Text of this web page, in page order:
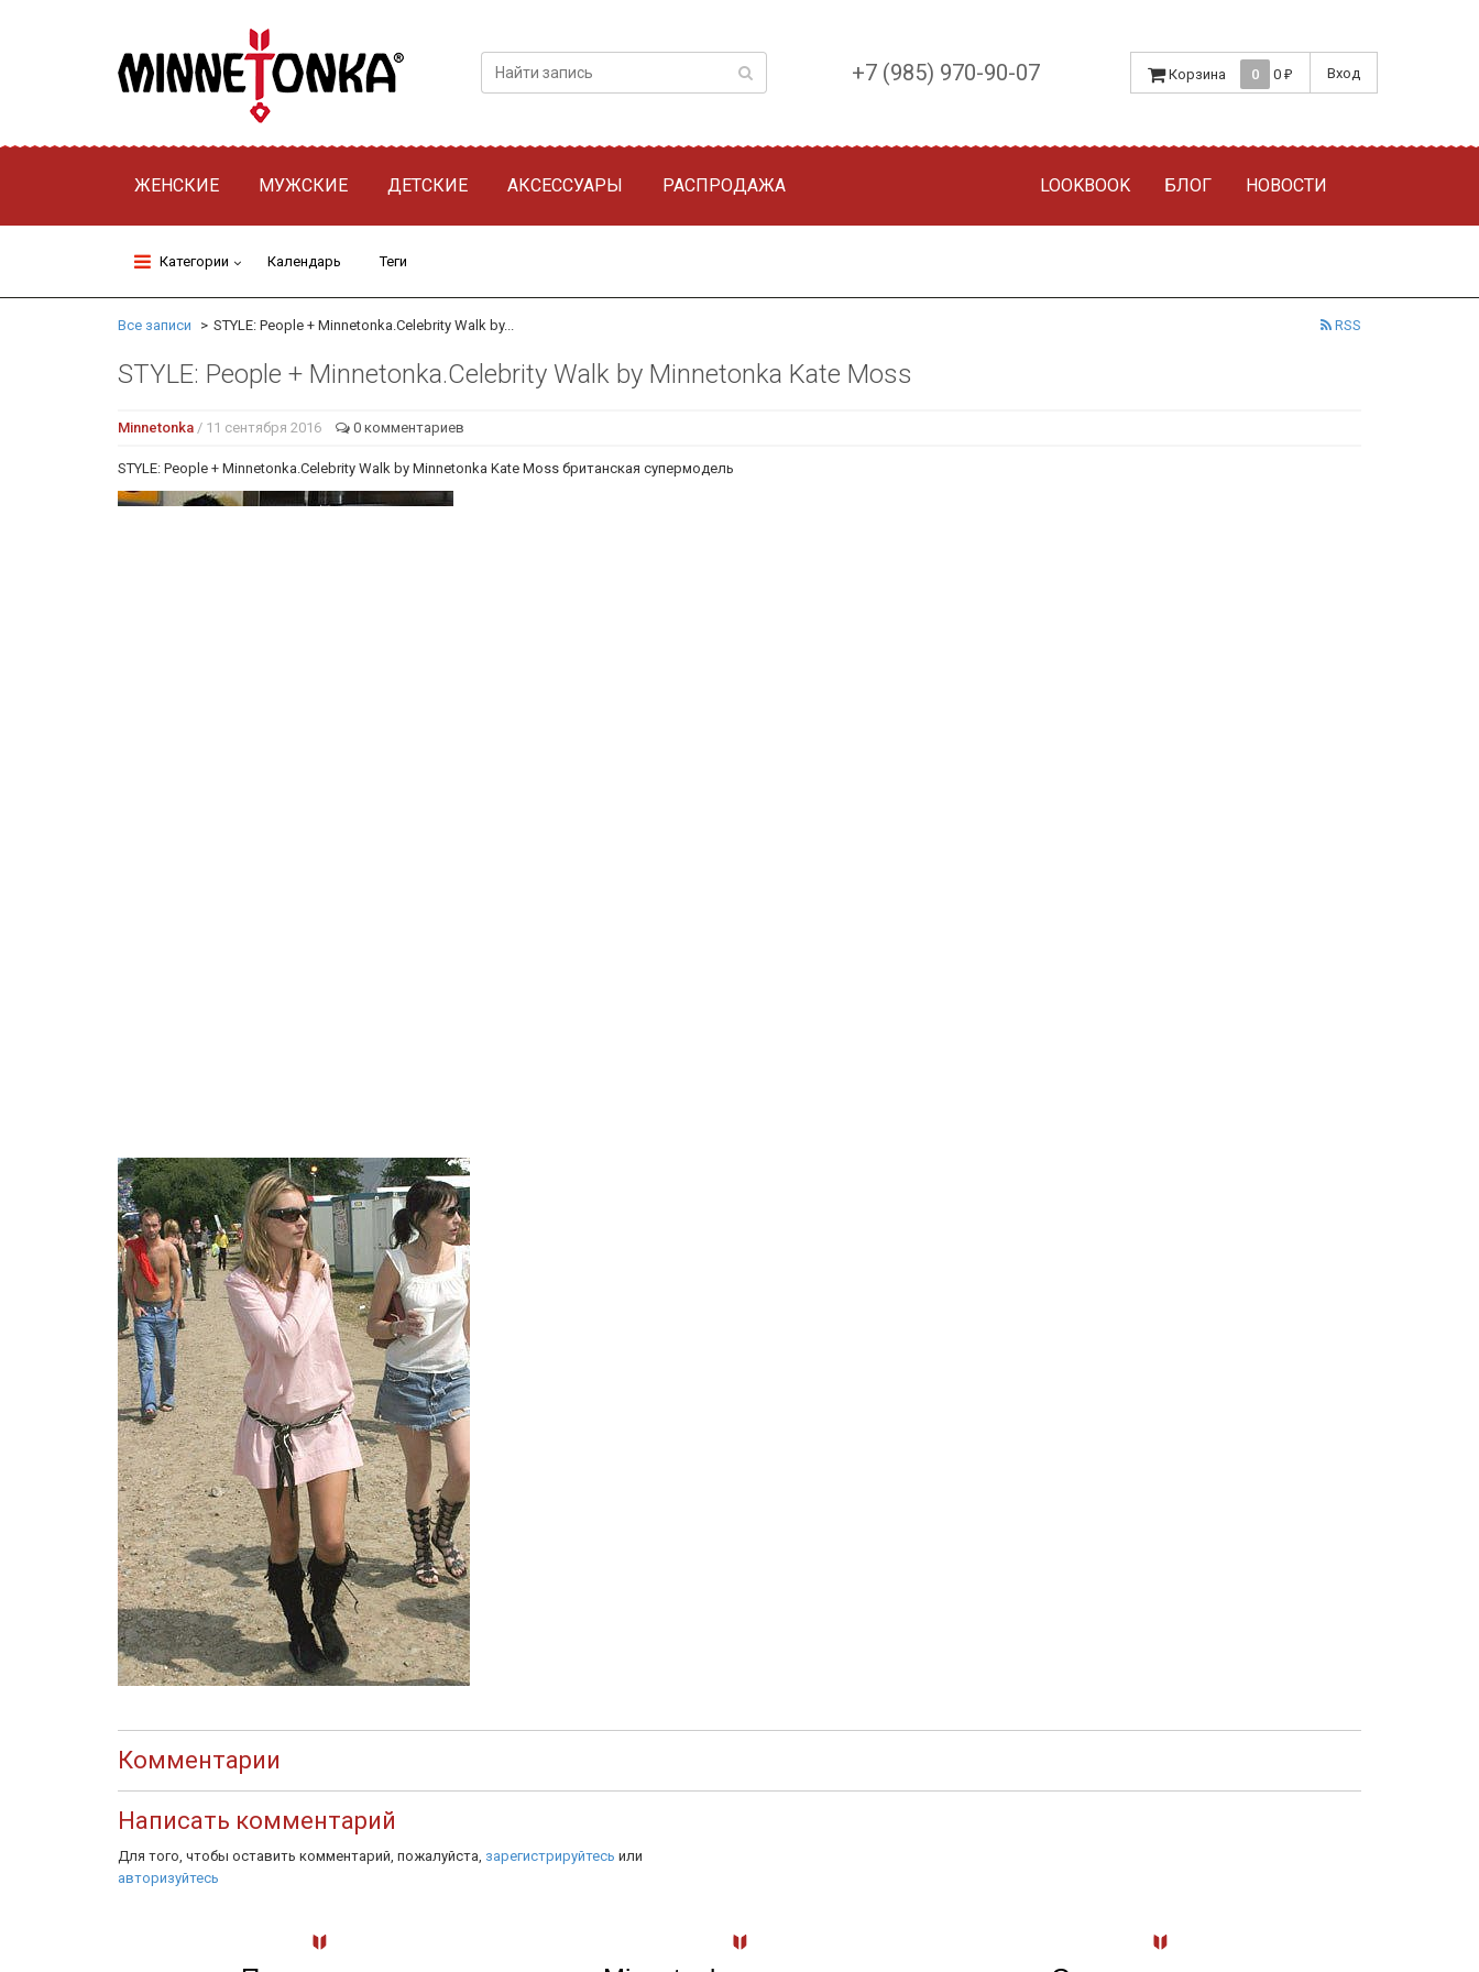
+7 (985) 970-90-07 Корзина 0 0 ₽ Вход
ЖЕНСКИЕ МУЖСКИЕ ДЕТСКИЕ АКСЕССУАРЫ РАСПРОДАЖА LOOKBOOK БЛОГ НОВОСТИ
Категории Календарь Теги
Все записи STYLE: People + Minnetonka.Celebrity Walk by... RSS
STYLE: People + Minnetonka.Celebrity Walk by Minnetonka Kate Moss
Minnetonka / 11 сентября 2016 0 комментариев
STYLE: People + Minnetonka.Celebrity Walk by Minnetonka Kate Moss британская супермодель
Комментарии
Написать комментарий
Для того, чтобы оставить комментарий, пожалуйста, зарегистрируйтесь или
авторизуйтесь